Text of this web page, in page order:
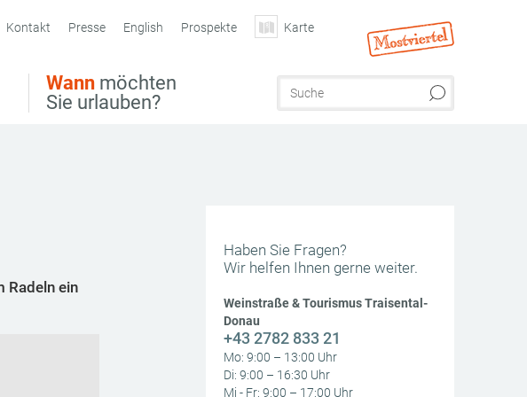
Wann möchten
Sie urlauben?
Kontakt Presse English Prospekte Karte
Radeln ein
Haben Sie Fragen?
Wir helfen Ihnen gerne weiter.
Weinstraße & Tourismus Traisental-
Donau
+43 2782 833 21
Mo: 9:00 – 13:00 Uhr
Di: 9:00 – 16:30 Uhr
Mi - Fr: 9:00 – 17:00 Uhr